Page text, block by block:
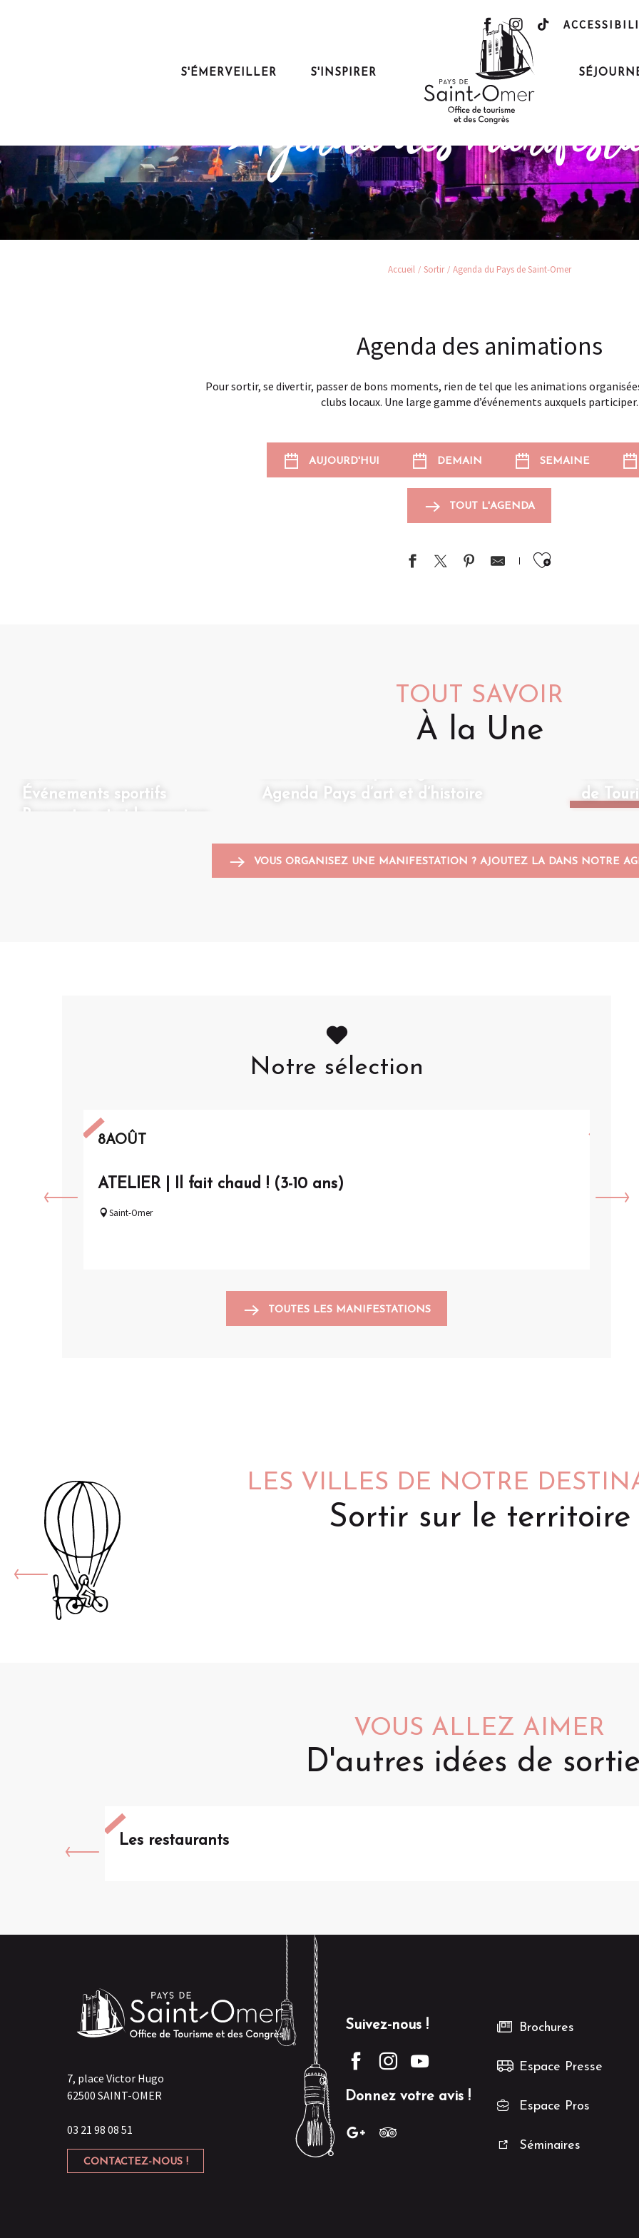
S'ÉMERVEILLER S'INSPIRER
Sortir et s’évader
Agenda des
Accueil Sortir Agenda du Pays de Saint-Omer
Agenda des animations
Pour sortir, se divertir, passer de bons moments, rien de tel que les animations
clubs locaux. Une large gamme d’événements auxquels participer.
AUJOURD'HUI DEMAIN SEMAINE
TOUT L'AGENDA
Ajouter
TOUT SAVOIR
À la Une
Événements sportifs
Brocantes et vide-greniers
Agenda Pays d’art et d’histoire
de
VOUS ORGANISEZ UNE MANIFESTATION ? AJOUTEZ LA DANS NOTRE
Notre sélection
8AOÛT
ATELIER | Il fait chaud ! (3-10 ans)
Saint-Omer
TOUTES LES MANIFESTATIONS
LES VILLES DE NOTRE
Sortir sur le territoire
VOUS ALLEZ AIMER
D'autres idées de
Les restaurants
7, place Victor Hugo
62500 SAINT-OMER
03 21 98 08 51
CONTACTEZ-NOUS !
Suivez-nous !
Donnez votre avis !
Brochures
Espace Presse
Espace Pros
Séminaires